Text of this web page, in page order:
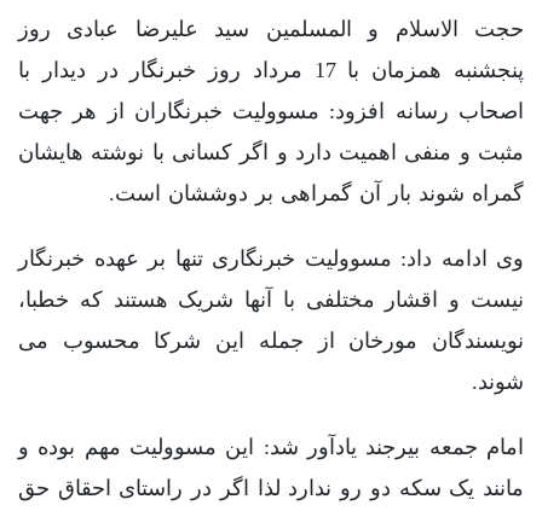
حجت الاسلام و المسلمین سید علیرضا عبادی روز
پنجشنبه همزمان با 17 مرداد روز خبرنگار در دیدار با
اصحاب رسانه افزود: مسوولیت خبرنگاران از هر جهت
مثبت و منفی اهمیت دارد و اگر کسانی با نوشته هایشان
گمراه شوند بار آن گمراهی بر دوششان است.
وی ادامه داد: مسوولیت خبرنگاری تنها بر عهده خبرنگار
نیست و اقشار مختلفی با آنها شریک هستند که خطبا،
نویسندگان مورخان از جمله این شرکا محسوب می
شوند.
امام جمعه بیرجند یادآور شد: این مسوولیت مهم بوده و
مانند یک سکه دو رو ندارد لذا اگر در راستای احقاق حق